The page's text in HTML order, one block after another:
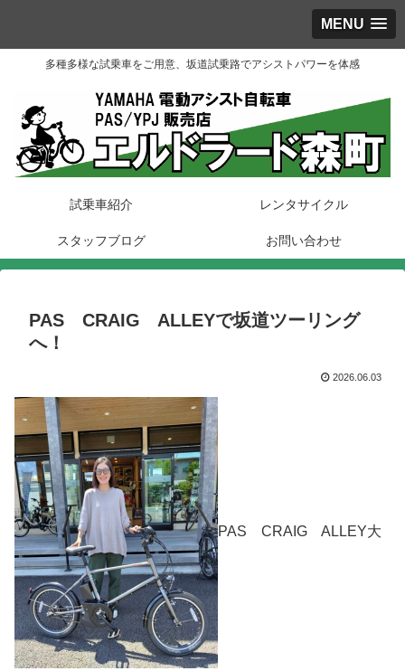
MENU
多種多様な試乗車をご用意、坂道試乗路でアシストパワーを体感
試乗車紹介 レンタサイクル
スタッフブログ お問い合わせ
PAS CRAIG ALLEYで坂道ツーリング
へ！
2026.06.03
PAS CRAIG ALLEY大